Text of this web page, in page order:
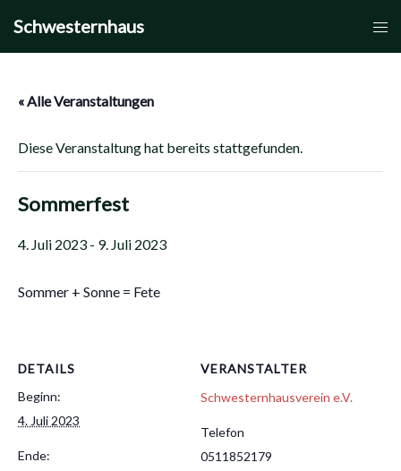
Inhalt
Schwesternhaus
« Alle Veranstaltungen
Diese Veranstaltung hat bereits stattgefunden.
Sommerfest
4. Juli 2023 - 9. Juli 2023
Sommer + Sonne = Fete
DETAILS
Beginn:
4. Juli 2023
Ende:
VERANSTALTER
Schwesternhausverein e.V.
Telefon
0511852179